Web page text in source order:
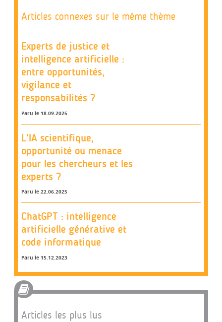
Articles connexes sur le même thème
Experts de justice et
intelligence artificielle :
entre opportunités,
vigilance et
responsabilités ?
Paru le 18.09.2025
L’IA scientifique,
opportunité ou menace
pour les chercheurs et les
experts ?
Paru le 22.06.2025
ChatGPT : intelligence
artificielle générative et
code informatique
Paru le 15.12.2023
Articles les plus lus